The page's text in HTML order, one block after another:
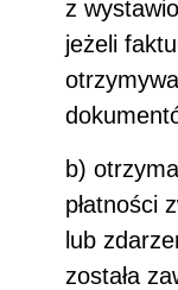
z
jeżeli
b)
płatności
lub
została